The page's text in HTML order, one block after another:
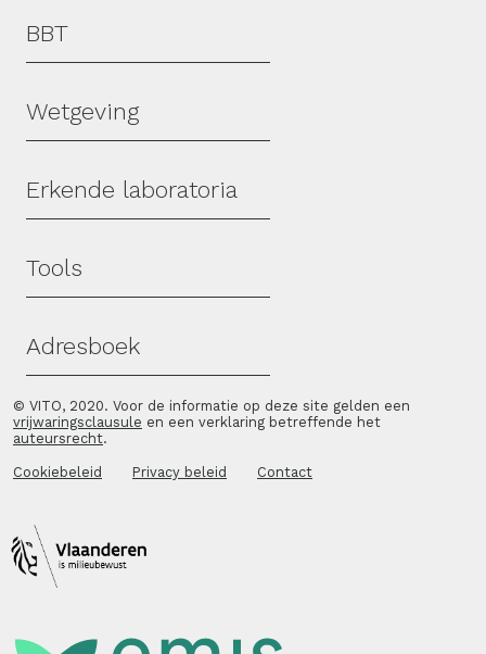
Hoofdmenu
BBT
Wetgeving
Erkende laboratoria
Tools
Adresboek
© VITO, 2020. Voor de informatie op deze site gelden een
vrijwaringsclausule en een verklaring betreffende het
auteursrecht.
Cookiebeleid Privacy beleid Contact